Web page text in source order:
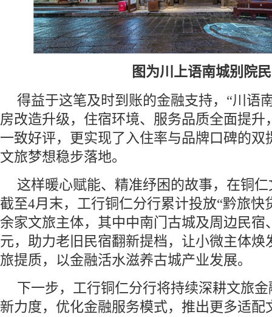
图为川上语南城别院
得益于这笔及时到账的金融支持，“川语
房改造升级，住宿环境、服务品质全面提升
一致好评，更实现了入住率与品牌口碑的双
文旅梦想稳步落地。
这样暖心赋能、精准纾困的故事，在铜
截至4月末，工行铜仁分行累计投放“黔旅快
余家文旅主体，其中中南门古城及周边民宿
元，助力老旧民宿翻新提档，让小微主体焕
旅提质，以金融活水滋养古城产业发展。
下一步，工行铜仁分行将持续深耕文旅
新力度，优化金融服务模式，推出更多适配